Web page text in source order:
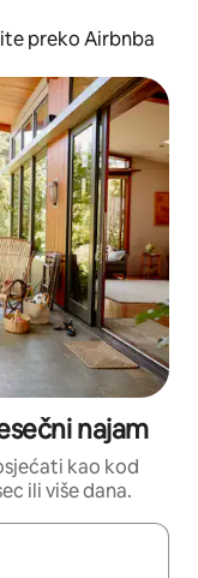
preko Airbnba
najam
kao kod
ili više dana.
ih pregledati